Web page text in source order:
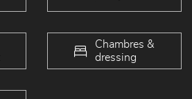
Chambres &
dressing